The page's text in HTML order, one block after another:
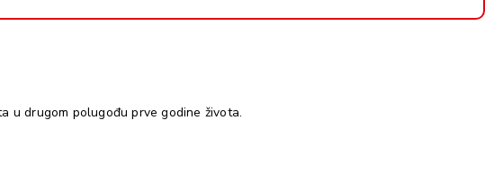
u drugom polugođu prve godine života.